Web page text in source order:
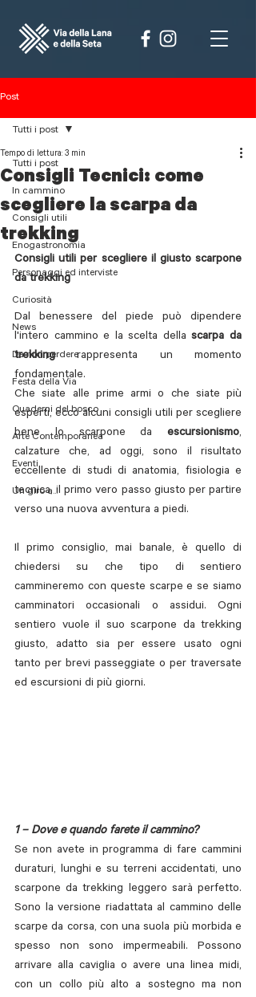
Post
Tutti i post
In cammino
Consigli utili
Enogastronomia
Personaggi ed interviste
Curiosità
News
Da non perdere
Festa della Via
Quaderni del bosco
Arte Contemporanea
Eventi
Un giro a...
Tutti i post
Consigli Tecnici: come
scegliere la scarpa da
trekking
Tempo di lettura: 3 min
Consigli utili per scegliere il giusto scarpone
da trekking
Dal benessere del piede può dipendere
l'intero cammino e la scelta della scarpa da
trekking rappresenta un momento
fondamentale.
Che siate alle prime armi o che siate più
esperti, ecco alcuni consigli utili per scegliere
bene lo scarpone da escursionismo,
calzature che, ad oggi, sono il risultato
eccellente di studi di anatomia, fisiologia e
tecnica, il primo vero passo giusto per partire
verso una nuova avventura a piedi.
Il primo consiglio, mai banale, è quello di
chiedersi su che tipo di sentiero
cammineremo con queste scarpe e se siamo
camminatori occasionali o assidui. Ogni
sentiero vuole il suo scarpone da trekking
giusto, adatto sia per essere usato ogni
tanto per brevi passeggiate o per traversate
ed escursioni di più giorni.
1 – Dove e quando farete il cammino?
Se non avete in programma di fare cammini
duraturi, lunghi e su terreni accidentati, uno
scarpone da trekking leggero sarà perfetto.
Sono la versione riadattata al cammino delle
scarpe da corsa, con una suola più morbida e
spesso non sono impermeabili. Possono
arrivare alla caviglia o avere una linea midi,
con un collo più alto a sostegno ma non